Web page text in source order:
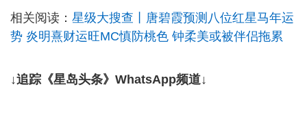
相关阅读： 星级大搜查丨唐碧霞预测八位红星马年运
势 炎明熹财运旺MC慎防桃色 钟柔美或被伴侣拖累
↓追踪《星岛头条》WhatsApp频道↓